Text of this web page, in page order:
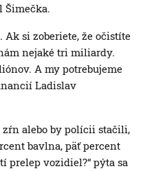
Šimečka.
Ak si zoberiete, že očistíte
nejaké tri miliardy.
A my potrebujeme
Ladislav
zŕn alebo by polícii stačili,
bavlna, päť percent
prelep vozidiel?“ pýta sa